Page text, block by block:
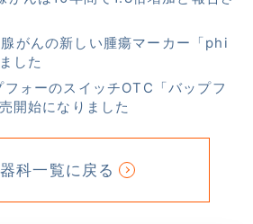
がんの新しい腫瘍マーカー「phi
した
フォーのスイッチOTC「バップフ
開始になりました
科一覧に戻る